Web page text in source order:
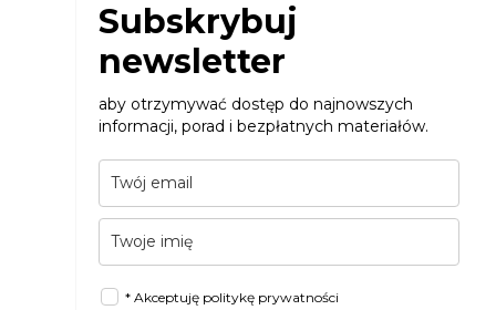
Subskrybuj
newsletter
aby otrzymywać dostęp do najnowszych
informacji, porad i bezpłatnych materiałów.
* Akceptuję politykę prywatności